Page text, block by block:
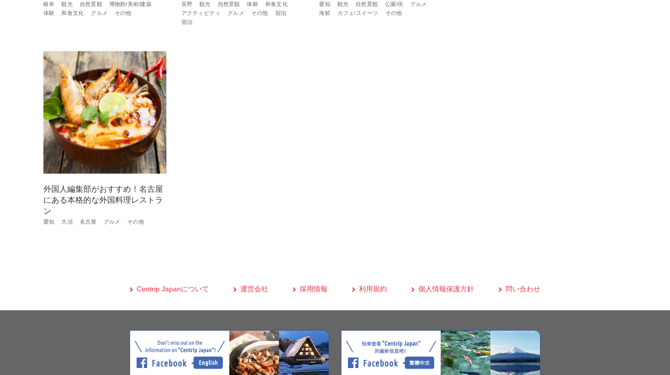
岐阜 観光 自然景観
博物館/美術/建築
体験
和食文化 グルメ その他
長野 観光 自然景観 体験
和食文化
アクティビティ
グルメ その他
宿泊
宿泊
愛知 観光 自然景観 公園/街
グルメ
海鮮
カフェ/スイーツ その他
外国人編集部がおすすめ！名古屋
にある本格的な外国料理レストラ
ン
愛知 大須 名古屋 グルメ その他
Centrip Japanについて 運営会社 採用情報 利用規約 個人情報保護方針 問い合わせ